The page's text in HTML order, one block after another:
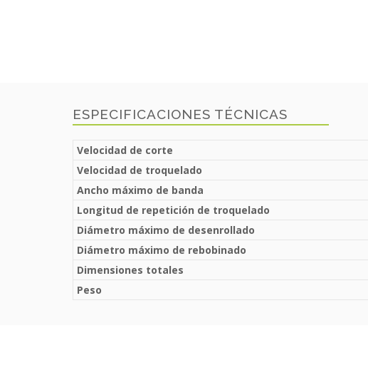
ESPECIFICACIONES TÉCNICAS
Velocidad de corte
Velocidad de troquelado
Ancho máximo de banda
Longitud de repetición de troquelado
Diámetro máximo de desenrollado
Diámetro máximo de rebobinado
Dimensiones totales
Peso